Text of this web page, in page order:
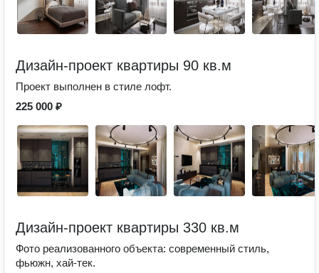
Дизайн-проект квартиры 90 кв.м
Проект выполнен в стиле лофт.
225 000 ₽
Дизайн-проект квартиры 330 кв.м
Фото реализованного объекта: современный стиль,
фьюжн, хай-тек.